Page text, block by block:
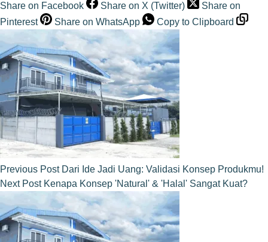
Share on Facebook Share on X (Twitter)
Share on
Pinterest
Share on WhatsApp Copy to Clipboard
Previous Post Dari Ide Jadi Uang: Validasi Konsep Produkmu!
Next Post Kenapa Konsep 'Natural' & 'Halal' Sangat Kuat?